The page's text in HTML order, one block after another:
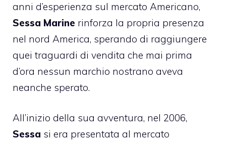
anni d’esperienza sul mercato Americano,
Sessa Marine rinforza la propria presenza
nel nord America, sperando di raggiungere
quei traguardi di vendita che mai prima
d’ora nessun marchio nostrano aveva
neanche sperato.
All’inizio della sua avventura, nel 2006,
Sessa si era presentata al mercato